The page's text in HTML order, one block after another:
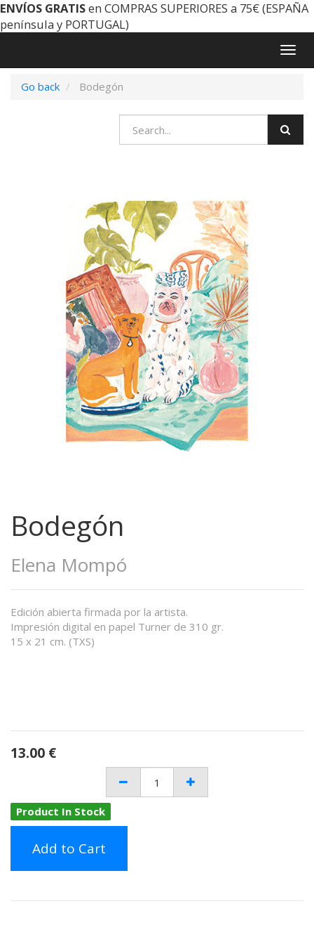
ENVÍOS GRATISen COMPRAS SUPERIORES a 75€ (ESPAÑA
península y PORTUGAL)
Go back
Bodegón
Bodegón
Elena Mompó
Edición abierta firmada por la artista.
Impresión digital en papel Turner de 310 gr.
15 x 21 cm. (TXS)
13.00 €
Product In Stock
Add to Cart